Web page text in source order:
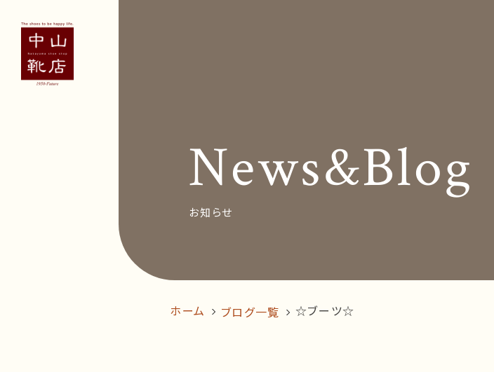
News&Blog お知らせ
Recruit 採用情報 Business trip
follow us!
News&Blog
お知らせ
ホーム ブログ一覧 ☆ブーツ☆